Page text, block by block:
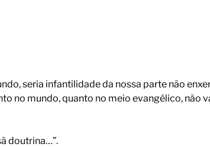
seria infantilidade da nossa parte não
no mundo, quanto no meio evangélico, não
doutrina…”.